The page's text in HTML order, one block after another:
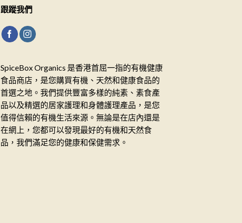
跟蹤我們
SpiceBox Organics 是香港首屈一指的有機健康
食品商店，是您購買有機、天然和健康食品的
首選之地。我們提供豐富多樣的純素、素食產
品以及精選的居家護理和身體護理產品，是您
值得信賴的有機生活來源。無論是在店內還是
在網上，您都可以發現最好的有機和天然食
品，我們滿足您的健康和保健需求。